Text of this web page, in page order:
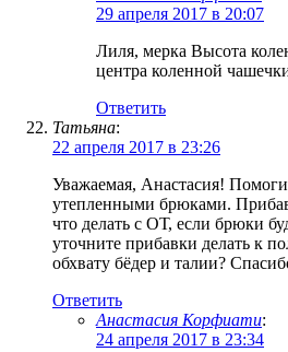
29 апреля 2017 в 20:07
Лиля, мерка Высота
центра коленной
Ответить
Татьяна:
22 апреля 2017 в 23:26
Уважаемая, Анастасия!
утепленными брюками.
что делать с ОТ, если брюки
уточните прибавки делать к
обхвату бёдер и талии?
Ответить
Анастасия Корфиати:
24 апреля 2017 в 23:34